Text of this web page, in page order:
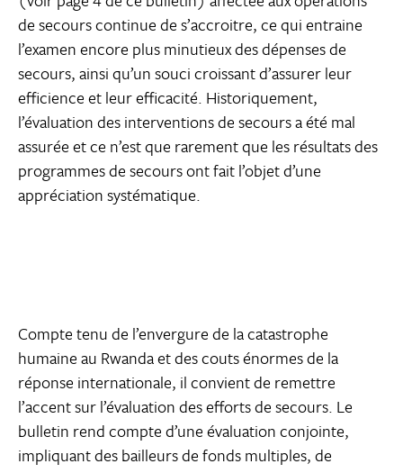
de secours continue de s’accroitre, ce qui entraine
l’examen encore plus minutieux des dépenses de
secours, ainsi qu’un souci croissant d’assurer leur
efficience et leur efficacité. Historiquement,
l’évaluation des interventions de secours a été mal
assurée et ce n’est que rarement que les résultats des
programmes de secours ont fait l’objet d’une
appréciation systématique.
Compte tenu de l’envergure de la catastrophe
humaine au Rwanda et des couts énormes de la
réponse internationale, il convient de remettre
l’accent sur l’évaluation des efforts de secours. Le
bulletin rend compte d’une évaluation conjointe,
impliquant des bailleurs de fonds multiples, de